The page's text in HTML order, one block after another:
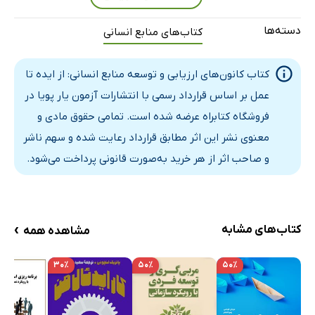
1- حق با مدیران منابع انسانی است!
8- کانون‌‌‌های ارزیابی و توسعه و کارکرد‌‌‌های مدیریت منابع
9- کانون‌‌‌های ارزیابی و توسعه و رویکرد‌‌‌های مدیریت منابع
انسانی
دسته‌ها کتاب‌های منابع انسانی
کتاب کانون‌های ارزیابی و توسعه منابع انسانی: از ایده تا
عمل بر اساس قرارداد رسمی با انتشارات آزمون یار پویا در
فروشگاه کتابراه عرضه شده است. تمامی حقوق مادی و
معنوی نشر این اثر مطابق قرارداد رعایت شده و سهم ناشر
و صاحب اثر از هر خرید به‌صورت قانونی پرداخت می‌شود.
کتاب‌های مشابه مشاهده همه ›
۵۰٪ ۵۰٪ ۳۰٪